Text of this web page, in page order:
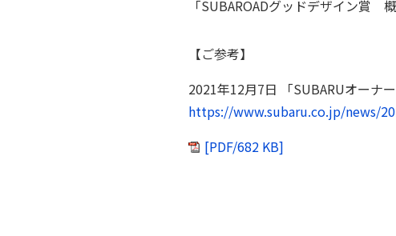
「SUBAROADグッドデザイン賞
【ご参考】
2021年12月7日 「SUBARUオーナ
https://www.subaru.co.jp/news/
[PDF/682 KB]